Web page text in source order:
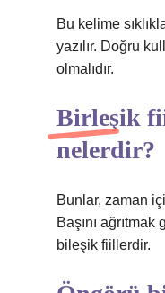
Bu kelime
yazılır. Doğru
olmalıdır.
Birleşik
nelerdir?
Bunlar, zaman
Başını
bileşik fiillerdir.